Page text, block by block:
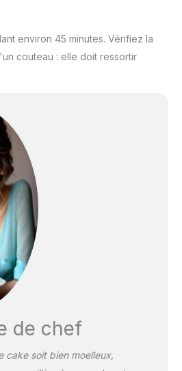
environ 45 minutes. Vérifiez la
couteau : elle doit ressortir
de chef
cake soit bien moelleux,